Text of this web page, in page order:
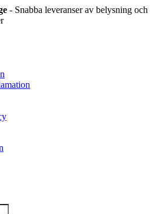
- Snabba leveranser av belysning och